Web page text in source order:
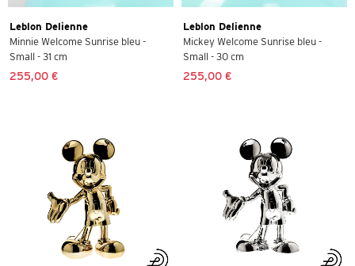
Leblon Delienne
Minnie Welcome Sunrise bleu -
Small - 31 cm
255,00 €
Leblon Delienne
Mickey Welcome Sunrise bleu -
Small - 30 cm
255,00 €